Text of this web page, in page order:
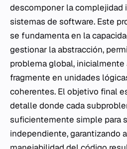
descomponer la complejidad
sistemas de software. Este
se fundamenta en la
gestionar la abstracción,
problema global, inicialmente
fragmente en unidades
coherentes. El objetivo final
detalle donde cada
suficientemente simple para
independiente, garantizando